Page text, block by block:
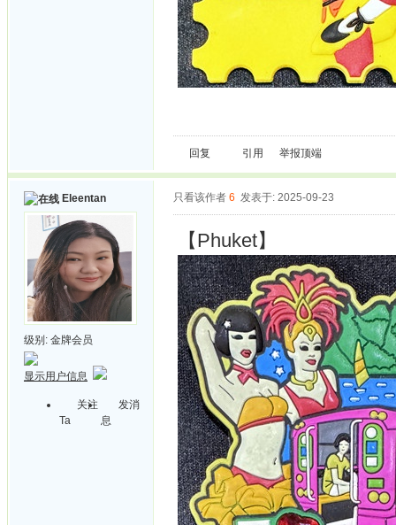
回复 引用 举报顶端
Eleentan
级别: 金牌会员
显示用户信息
关注
Ta
发消
息
只看该作者 6 发表于: 2025-09-23
【Phuket】